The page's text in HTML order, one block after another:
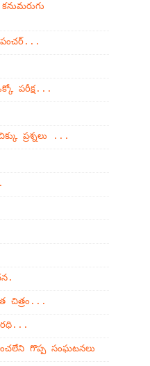
పరీక్ష...
ప్రశ్నలు ...
చిత్రం...
గొప్ప సంఘటనలు